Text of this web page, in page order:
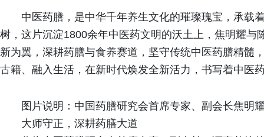
中医药膳，是中华千年养生文化的璀璨瑰宝，承载
树，这片沉淀1800余年中医药文明的沃土上，焦明耀
新为翼，深耕药膳与食养赛道，坚守传统中医药膳精髓
古籍、融入生活，在新时代焕发全新活力，书写着中医
图片说明：中国药膳研究会首席专家、副会长焦明
大师守正，深耕药膳大道